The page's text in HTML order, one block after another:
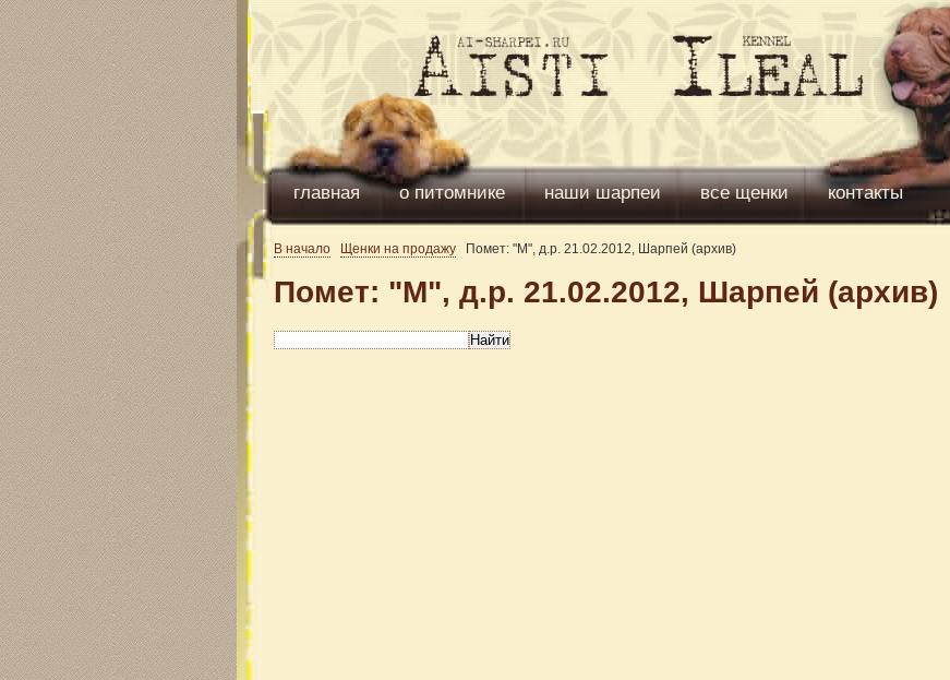
главная о питомнике наши шарпеи все щенки контакты
В начало Щенки на продажу Помет: "М", д.р. 21.02.2012, Шарпей (архив)
Помет: "М", д.р. 21.02.2012, Шарпей (архив)